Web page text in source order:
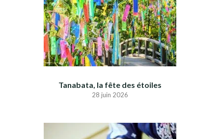
Tanabata, la fête des étoiles
28 juin 2026